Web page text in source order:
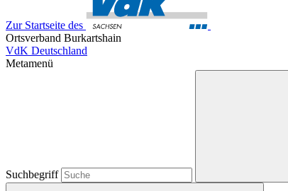
Zur Startseite des
Ortsverband Burkartshain
VdK Deutschland
Metamenü
Suchbegriff